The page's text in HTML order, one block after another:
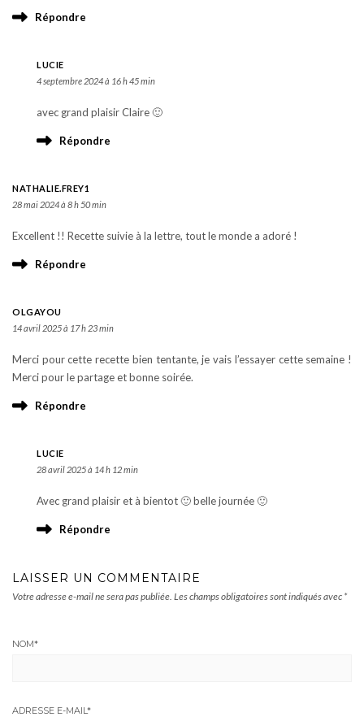
Répondre
LUCIE
4 septembre 2024 à 16 h 45 min
avec grand plaisir Claire 🙂
Répondre
NATHALIE.FREY1
28 mai 2024 à 8 h 50 min
Excellent !! Recette suivie à la lettre, tout le monde a adoré !
Répondre
OLGAYOU
14 avril 2025 à 17 h 23 min
Merci pour cette recette bien tentante, je vais l’essayer cette semaine !
Merci pour le partage et bonne soirée.
Répondre
LUCIE
28 avril 2025 à 14 h 12 min
Avec grand plaisir et à bientot 🙂 belle journée 🙂
Répondre
LAISSER UN COMMENTAIRE
Votre adresse e-mail ne sera pas publiée. Les champs obligatoires sont indiqués avec *
NOM*
ADRESSE E-MAIL *